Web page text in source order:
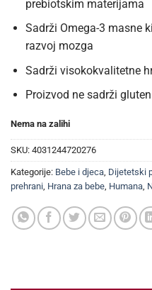
prebiotskim materijama
Sadrži Omega-3 masne
razvoj mozga
Sadrži visokokvalitetne
Proizvod ne sadrži gluten
Nema na zalihi
SKU: 4031244720276
Kategorije: Bebe i djeca Dijetetski
prehrani Hrana za bebe Humana